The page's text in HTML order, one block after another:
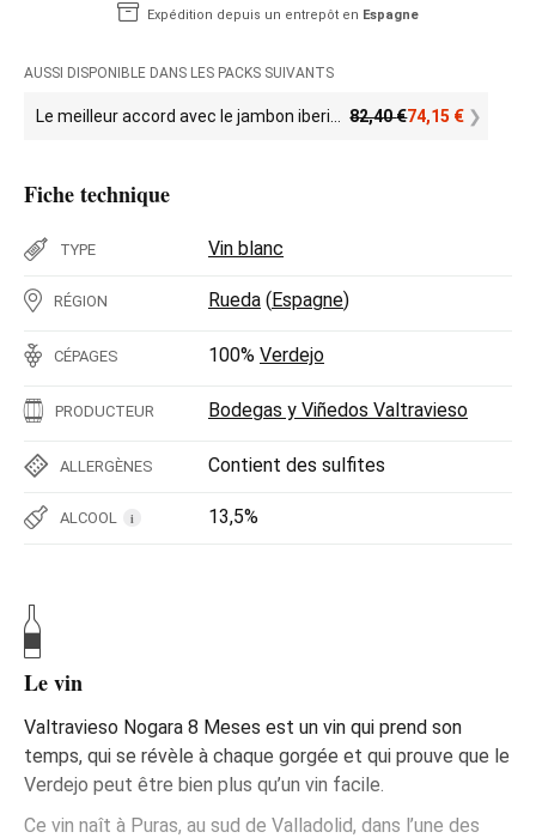
Expédition depuis un entrepôt en Espagne
AUSSI DISPONIBLE DANS LES PACKS SUIVANTS
82,40€74,15 €
Fiche technique
TYPE Vin blanc
RÉGION Rueda (Espagne)
CÉPAGES 100% Verdejo
PRODUCTEUR Bodegas y Viñedos Valtravieso
ALLERGÈNES Contient des sulfites
ALCOOL i 13,5%
Le vin
Valtravieso Nogara 8 Meses est un vin qui prend son
temps, qui se révèle à chaque gorgée et qui prouve que le
Verdejo peut être bien plus qu’un vin facile.
Ce vin naît à Puras, au sud de Valladolid, dans l’une des